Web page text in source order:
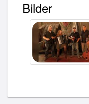
Bilder